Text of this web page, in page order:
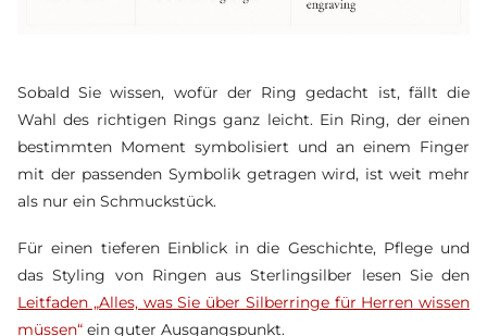
Sobald Sie wissen, wofür der Ring gedacht ist, fällt die
Wahl des richtigen Rings ganz leicht. Ein Ring, der einen
bestimmten Moment symbolisiert und an einem Finger
mit der passenden Symbolik getragen wird, ist weit mehr
als nur ein Schmuckstück.
Für einen tieferen Einblick in die Geschichte, Pflege und
das Styling von Ringen aus Sterlingsilber lesen Sie den
Leitfaden „Alles, was Sie über Silberringe für Herren wissen
müssen“ ein guter Ausgangspunkt.